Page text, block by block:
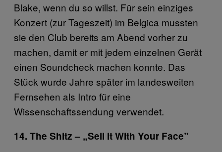
Blake, wenn du so willst. Für sein einziges
Konzert (zur Tageszeit) im Belgica mussten
sie den Club bereits am Abend vorher zu
machen, damit er mit jedem einzelnen Gerät
einen Soundcheck machen konnte. Das
Stück wurde Jahre später im landesweiten
Fernsehen als Intro für eine
Wissenschaftssendung verwendet.
14. The Shitz – „Sell It With Your Face”